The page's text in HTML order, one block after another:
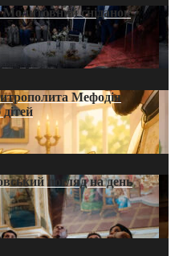
Молитовний сніданок
Мефодія
погляд на день